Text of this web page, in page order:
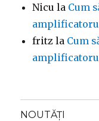
Nicu la Cum
fritz la Cum
NOUTĂȚI